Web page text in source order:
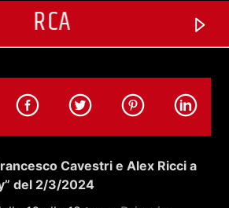
RCA
Cavestri e Alex Ricci a
del 2/3/2024